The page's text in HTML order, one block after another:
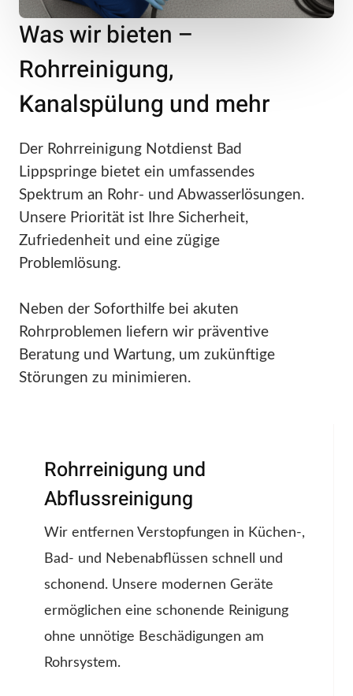
Was wir bieten –
Rohrreinigung,
Kanalspülung und mehr
Der Rohrreinigung Notdienst Bad
Lippspringe bietet ein umfassendes
Spektrum an Rohr- und Abwasserlösungen.
Unsere Priorität ist Ihre Sicherheit,
Zufriedenheit und eine zügige
Problemlösung.
Neben der Soforthilfe bei akuten
Rohrproblemen liefern wir präventive
Beratung und Wartung, um zukünftige
Störungen zu minimieren.
Rohrreinigung und
Abflussreinigung
Wir entfernen Verstopfungen in Küchen-,
Bad- und Nebenabflüssen schnell und
schonend. Unsere modernen Geräte
ermöglichen eine schonende Reinigung
ohne unnötige Beschädigungen am
Rohrsystem.